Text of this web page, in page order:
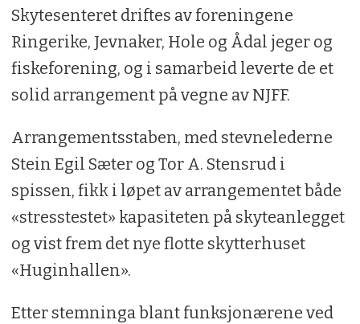
Skytesenteret driftes av foreningene
Ringerike, Jevnaker, Hole og Ådal jeger og
fiskeforening, og i samarbeid leverte de et
solid arrangement på vegne av NJFF.
Arrangementsstaben, med stevnelederne
Stein Egil Sæter og Tor A. Stensrud i
spissen, fikk i løpet av arrangementet både
«stresstestet» kapasiteten på skyteanlegget
og vist frem det nye flotte skytterhuset
«Huginhallen».
Etter stemninga blant funksjonærene ved